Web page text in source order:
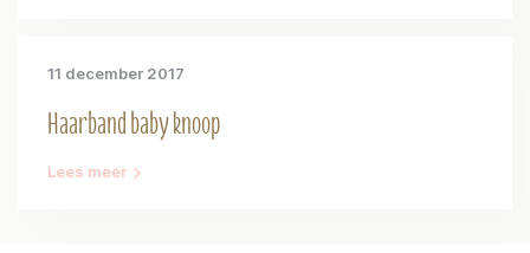
11 december 2017
Haarband baby knoop
Lees meer